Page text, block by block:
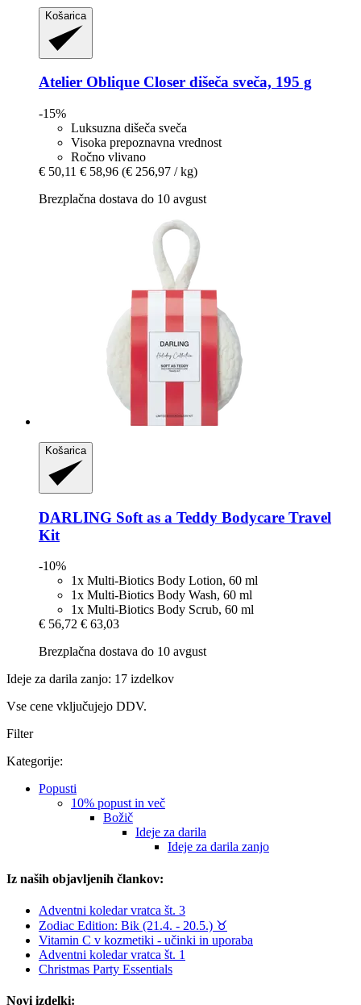
Košarica
Atelier Oblique Closer dišeča sveča, 195 g
-15%
Luksuzna dišeča sveča
Visoka prepoznavna vrednost
Ročno vlivano
€ 50,11 € 58,96 (€ 256,97 / kg)
Brezplačna dostava do 10 avgust
Košarica
DARLING Soft as a Teddy Bodycare Travel
Kit
-10%
1x Multi-Biotics Body Lotion, 60 ml
1x Multi-Biotics Body Wash, 60 ml
1x Multi-Biotics Body Scrub, 60 ml
€ 56,72 € 63,03
Brezplačna dostava do 10 avgust
Ideje za darila zanjo: 17 izdelkov
Vse cene vključujejo DDV.
Filter
Kategorije:
Popusti
10% popust in več
Božič
Ideje za darila
Ideje za darila zanjo
Iz naših objavljenih člankov:
Adventni koledar vratca št. 3
Zodiac Edition: Bik (21.4. - 20.5.) ♉︎
Vitamin C v kozmetiki - učinki in uporaba
Adventni koledar vratca št. 1
Christmas Party Essentials
Novi izdelki: